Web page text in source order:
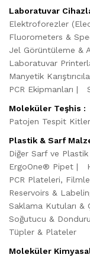
Laboratuvar
Elektroforezler
Fluorometers &
Jel Görüntüleme &
Laboratuvar
Manyetik
PCR Ekipmanları
Moleküler Teşhis :
Patojen Tespit
Plastik & Sarf
Diğer Sarf ve
ErgoOne® Pipet
PCR Plateleri,
Reservoirs &
Saklama Kutuları &
Soğutucu &
Tüpler & Plateler
Moleküler